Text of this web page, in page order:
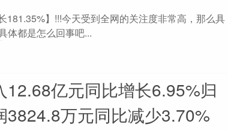
181.35%】!!!今天受到全网的关注度非常高，那么具
体都是怎么回事吧...
亿元同比增长6.95%归
3824.8万元同比减少3.70%